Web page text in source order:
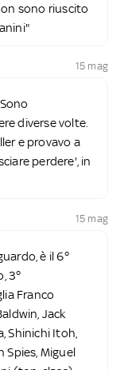
sono riuscito
15 mag
diverse volte.
e provavo a
perdere', in
15 mag
è il 6°
3°
Franco
Jack
Shinichi Itoh,
Spies, Miguel